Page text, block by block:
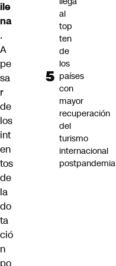
ile
na
.
A
pe
sa
r
de
los
int
en
tos
de
la
do
ta
ció
n
po
al
top
ten
de
los
países
con
mayor
recuperación
del
turismo
internacional
postpandemia